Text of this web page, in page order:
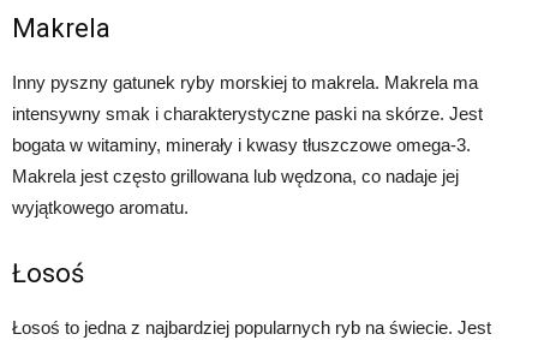
Makrela
Inny pyszny gatunek ryby morskiej to makrela. Makrela ma
intensywny smak i charakterystyczne paski na skórze. Jest
bogata w witaminy, minerały i kwasy tłuszczowe omega-3.
Makrela jest często grillowana lub wędzona, co nadaje jej
wyjątkowego aromatu.
Łosoś
Łosoś to jedna z najbardziej popularnych ryb na świecie. Jest